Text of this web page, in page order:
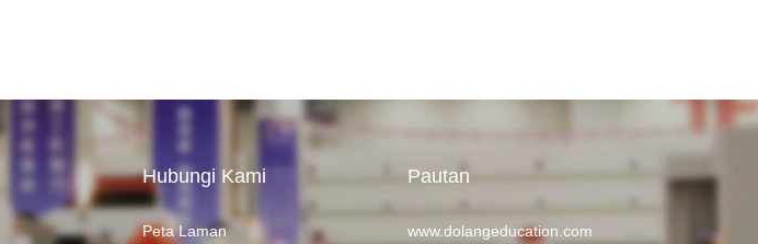
Hubungi Kami
Peta Laman
Pautan
www.dolangeducation.com